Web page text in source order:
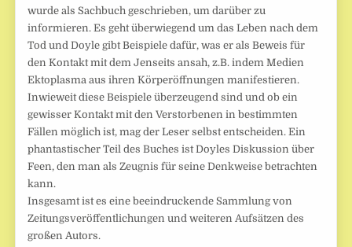
wurde als Sachbuch geschrieben, um darüber zu
informieren. Es geht überwiegend um das Leben nach dem
Tod und Doyle gibt Beispiele dafür, was er als Beweis für
den Kontakt mit dem Jenseits ansah, z.B. indem Medien
Ektoplasma aus ihren Körperöffnungen manifestieren.
Inwieweit diese Beispiele überzeugend sind und ob ein
gewisser Kontakt mit den Verstorbenen in bestimmten
Fällen möglich ist, mag der Leser selbst entscheiden. Ein
phantastischer Teil des Buches ist Doyles Diskussion über
Feen, den man als Zeugnis für seine Denkweise betrachten
kann.
Insgesamt ist es eine beeindruckende Sammlung von
Zeitungsveröffentlichungen und weiteren Aufsätzen des
großen Autors.